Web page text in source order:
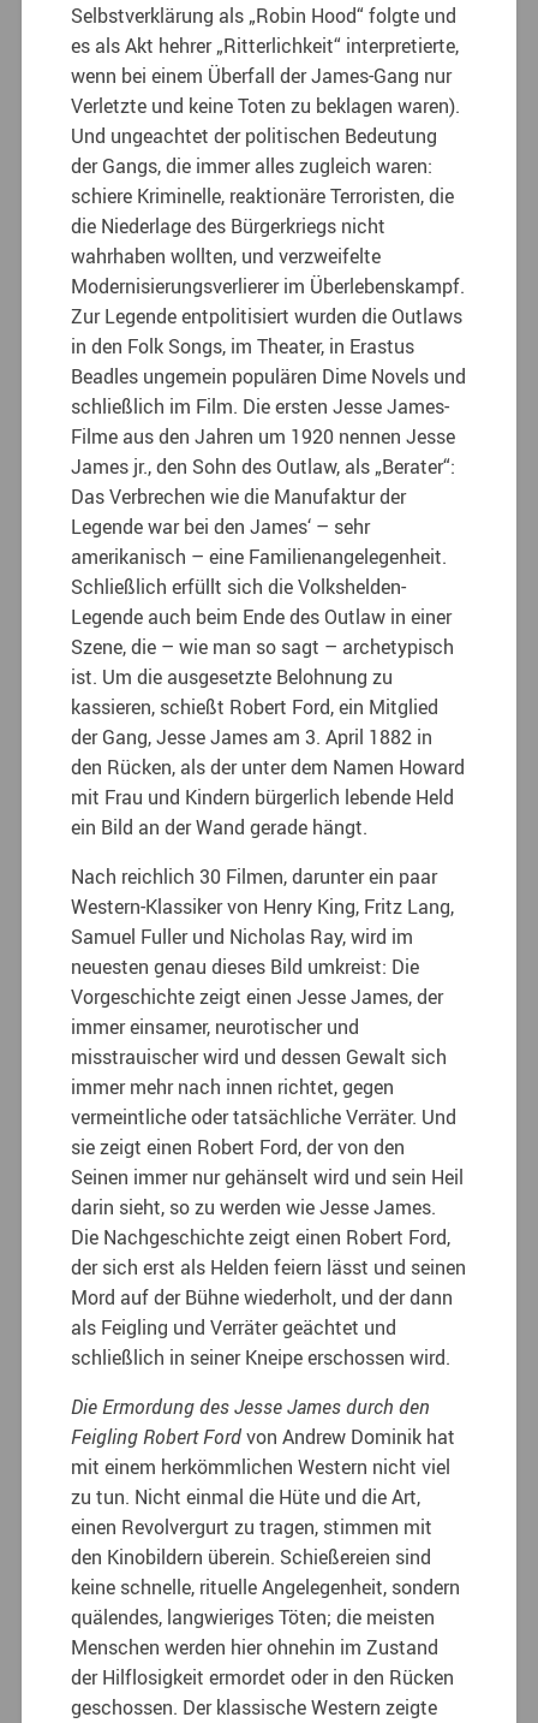
Selbstverklärung als „Robin Hood“ folgte und
es als Akt hehrer „Ritterlichkeit“ interpretierte,
wenn bei einem Überfall der James-Gang nur
Verletzte und keine Toten zu beklagen waren).
Und ungeachtet der politischen Bedeutung
der Gangs, die immer alles zugleich waren:
schiere Kriminelle, reaktionäre Terroristen, die
die Niederlage des Bürgerkriegs nicht
wahrhaben wollten, und verzweifelte
Modernisierungsverlierer im Überlebenskampf.
Zur Legende entpolitisiert wurden die Outlaws
in den Folk Songs, im Theater, in Erastus
Beadles ungemein populären Dime Novels und
schließlich im Film. Die ersten Jesse James-
Filme aus den Jahren um 1920 nennen Jesse
James jr., den Sohn des Outlaw, als „Berater“:
Das Verbrechen wie die Manufaktur der
Legende war bei den James‘ – sehr
amerikanisch – eine Familienangelegenheit.
Schließlich erfüllt sich die Volkshelden-
Legende auch beim Ende des Outlaw in einer
Szene, die – wie man so sagt – archetypisch
ist. Um die ausgesetzte Belohnung zu
kassieren, schießt Robert Ford, ein Mitglied
der Gang, Jesse James am 3. April 1882 in
den Rücken, als der unter dem Namen Howard
mit Frau und Kindern bürgerlich lebende Held
ein Bild an der Wand gerade hängt.
Nach reichlich 30 Filmen, darunter ein paar
Western-Klassiker von Henry King, Fritz Lang,
Samuel Fuller und Nicholas Ray, wird im
neuesten genau dieses Bild umkreist: Die
Vorgeschichte zeigt einen Jesse James, der
immer einsamer, neurotischer und
misstrauischer wird und dessen Gewalt sich
immer mehr nach innen richtet, gegen
vermeintliche oder tatsächliche Verräter. Und
sie zeigt einen Robert Ford, der von den
Seinen immer nur gehänselt wird und sein Heil
darin sieht, so zu werden wie Jesse James.
Die Nachgeschichte zeigt einen Robert Ford,
der sich erst als Helden feiern lässt und seinen
Mord auf der Bühne wiederholt, und der dann
als Feigling und Verräter geächtet und
schließlich in seiner Kneipe erschossen wird.
Die Ermordung des Jesse James durch den
Feigling Robert Fordvon Andrew Dominik hat
mit einem herkömmlichen Western nicht viel
zu tun. Nicht einmal die Hüte und die Art,
einen Revolvergurt zu tragen, stimmen mit
den Kinobildern überein. Schießereien sind
keine schnelle, rituelle Angelegenheit, sondern
quälendes, langwieriges Töten; die meisten
Menschen werden hier ohnehin im Zustand
der Hilflosigkeit ermordet oder in den Rücken
geschossen. Der klassische Western zeigte